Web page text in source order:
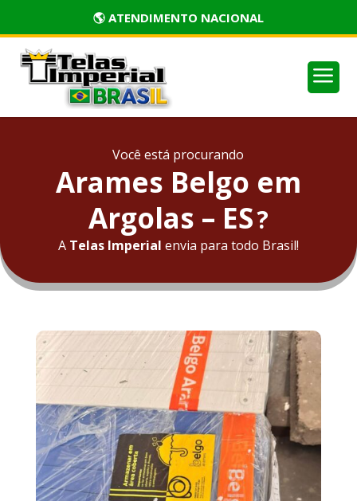
🏅 PRODUTOS CERTIFICADOS
a
Você está procurando
Arames Belgo em
Argolas – ES?
A Telas Imperial envia para todo Brasil!